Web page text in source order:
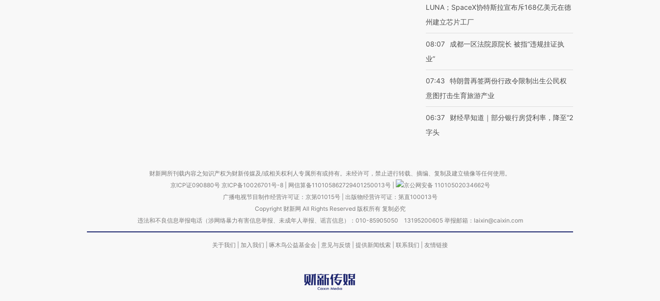
LUNA；SpaceX协特斯拉宣布斥168亿美元在德
州建立芯片工厂
08:07
成都一区法院原院长 被指“违规挂证执
业”
07:43
特朗普再签两份行政令限制出生公民权
意图打击生育旅游产业
06:37
财经早知道｜部分银行房贷利率，降至“2
字头
财新网所刊载内容之知识产权为财新传媒及/或相关权利人专属所有或持有。未经许可，禁止进行转载、摘编、复制及建立镜像等任何使用。
京ICP证090880号 京ICP备10026701号-8 网信算备110105862729401250013号
京公网安备 11010502034662号
广播电视节目制作经营许可证：京第01015号| 出版物经营许可证：第直100013号
Copyright 财新网 All Rights Reserved 版权所有 复制必究
违法和不良信息举报电话（涉网络暴力有害信息举报、未成年人举报、谣言信息）：010-85905050 13195200605 举报邮箱：laixin@caixin.com
关于我们 加入我们 啄木鸟公益基金会 意见与反馈 提供新闻线索 联系我们 友情链接